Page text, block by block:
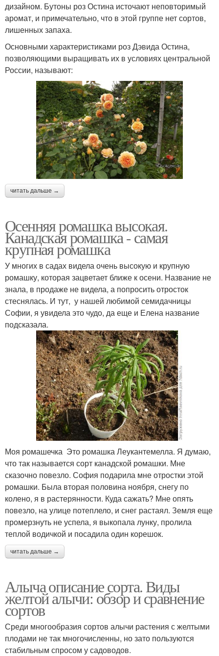
дизайном. Бутоны роз Остина источают неповторимый
аромат, и примечательно, что в этой группе нет сортов,
лишенных запаха.
Основными характеристиками роз Дэвида Остина,
позволяющими выращивать их в условиях центральной
России, называют:
читать дальше →
Осенняя ромашка высокая.
Канадская ромашка - самая
крупная ромашка
У многих в садах видела очень высокую и крупную
ромашку, которая зацветает ближе к осени. Название не
знала, в продаже не видела, а попросить отросток
стеснялась. И тут, у нашей любимой семидачницы
Софии, я увидела это чудо, да еще и Елена название
подсказала.
Моя ромашечка Это ромашка Леукантемелла. Я думаю,
что так называется сорт канадской ромашки. Мне
сказочно повезло. София подарила мне отростки этой
ромашки. Была вторая половина ноября, снегу по
колено, я в растерянности. Куда сажать? Мне опять
повезло, на улице потеплело, и снег растаял. Земля еще
промерзнуть не успела, я выкопала лунку, пролила
теплой водичкой и посадила один корешок.
читать дальше →
Алыча описание сорта. Виды
желтой алычи: обзор и сравнение
сортов
Среди многообразия сортов алычи растения с желтыми
плодами не так многочисленны, но зато пользуются
стабильным спросом у садоводов.